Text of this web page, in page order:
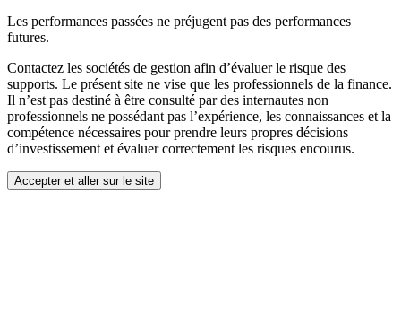
Les performances passées ne préjugent pas des performances
futures.
Contactez les sociétés de gestion afin d’évaluer le risque des
supports. Le présent site ne vise que les professionnels de la finance.
Il n’est pas destiné à être consulté par des internautes non
professionnels ne possédant pas l’expérience, les connaissances et la
compétence nécessaires pour prendre leurs propres décisions
d’investissement et évaluer correctement les risques encourus.
Accepter et aller sur le site